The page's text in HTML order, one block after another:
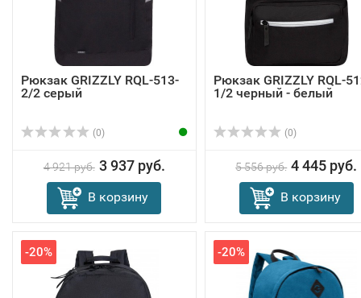
Рюкзак GRIZZLY RQL-513-
2/2 серый
(0)
4 921 руб. 3 937 руб.
В корзину
Рюкзак GRIZZLY RQL-
1/2 черный - белый
(0)
5 556 руб. 4 445 руб.
В корзину
-20% -20%